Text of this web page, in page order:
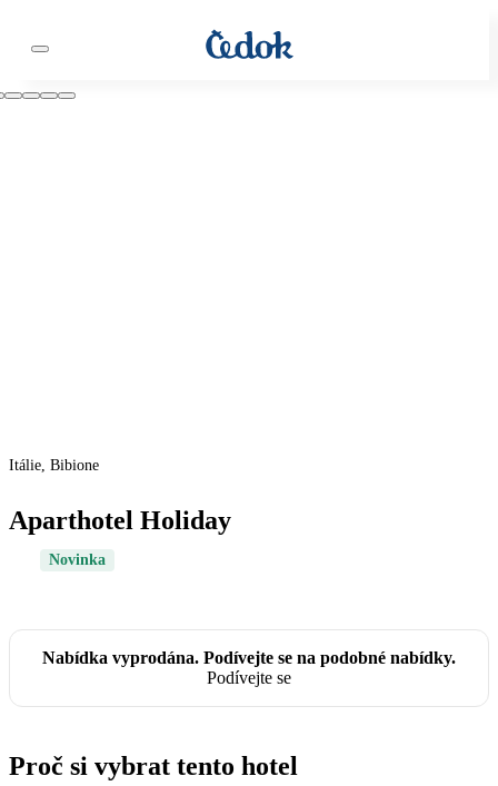
Itálie, Bibione
Aparthotel Holiday
Novinka
Nabídka vyprodána. Podívejte se na podobné nabídky.
Podívejte se
Proč si vybrat tento hotel